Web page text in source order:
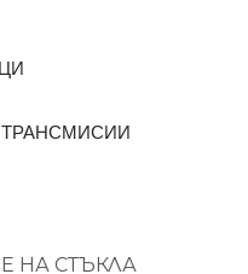
НА СТЪКЛА